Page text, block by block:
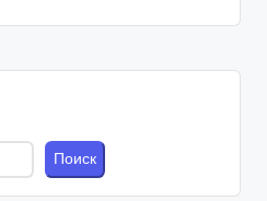
Поиск